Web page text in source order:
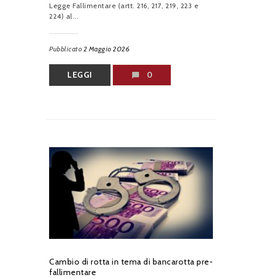
Legge Fallimentare (artt. 216, 217, 219, 223 e
224) al...
Pubblicato 2 Maggio 2026
LEGGI 0
Cambio di rotta in tema di bancarotta pre-
fallimentare